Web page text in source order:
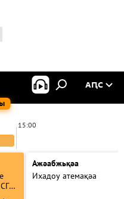
АԤС
15:00
Ажәабжьқәа
Ихадоу атемақәа